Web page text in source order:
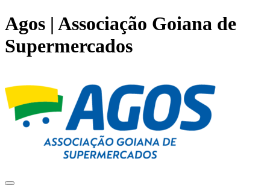
Agos | Associação Goiana de
Supermercados